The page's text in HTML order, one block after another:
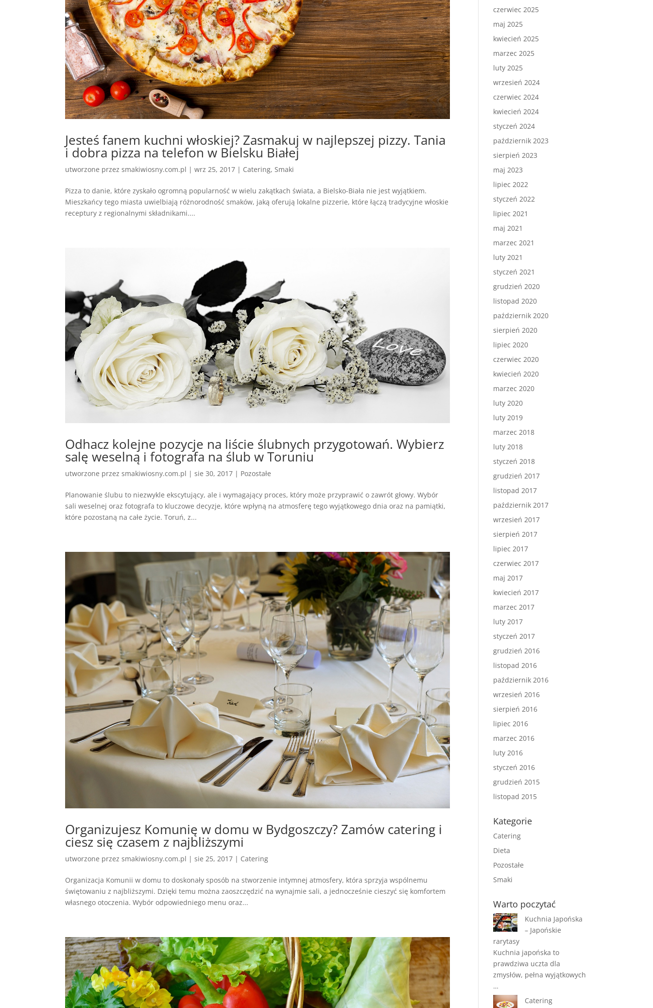
Jesteś fanem kuchni włoskiej? Zasmakuj w najlepszej pizzy. Tania
i dobra pizza na telefon w Bielsku Białej
utworzone przezsmakiwiosny.com.pl |wrz 25, 2017 | Catering,Smaki
Pizza to danie, które zyskało ogromną popularność w wielu zakątkach świata, a Bielsko-Biała nie jest wyjątkiem.
Mieszkańcy tego miasta uwielbiają różnorodność smaków, jaką oferują lokalne pizzerie, które łączą tradycyjne włoskie
receptury z regionalnymi składnikami....
Odhacz kolejne pozycje na liście ślubnych przygotowań. Wybierz
salę weselną i fotografa na ślub w Toruniu
utworzone przezsmakiwiosny.com.pl |sie 30, 2017 | Pozostałe
Planowanie ślubu to niezwykle ekscytujący, ale i wymagający proces, który może przyprawić o zawrót głowy. Wybór
sali weselnej oraz fotografa to kluczowe decyzje, które wpłyną na atmosferę tego wyjątkowego dnia oraz na pamiątki,
które pozostaną na całe życie. Toruń, z...
Organizujesz Komunię w domu w Bydgoszczy? Zamów catering i
ciesz się czasem z najbliższymi
utworzone przezsmakiwiosny.com.pl |sie 25, 2017 | Catering
Organizacja Komunii w domu to doskonały sposób na stworzenie intymnej atmosfery, która sprzyja wspólnemu
świętowaniu z najbliższymi. Dzięki temu można zaoszczędzić na wynajmie sali, a jednocześnie cieszyć się komfortem
własnego otoczenia. Wybór odpowiedniego menu oraz...
czerwiec 2025
maj 2025
kwiecień 2025
marzec 2025
luty 2025
wrzesień 2024
czerwiec 2024
kwiecień 2024
styczeń 2024
październik 2023
sierpień 2023
maj 2023
lipiec 2022
styczeń 2022
lipiec 2021
maj 2021
marzec 2021
luty 2021
styczeń 2021
grudzień 2020
listopad 2020
październik 2020
sierpień 2020
lipiec 2020
czerwiec 2020
kwiecień 2020
marzec 2020
luty 2020
luty 2019
marzec 2018
luty 2018
styczeń 2018
grudzień 2017
listopad 2017
październik 2017
wrzesień 2017
sierpień 2017
lipiec 2017
czerwiec 2017
maj 2017
kwiecień 2017
marzec 2017
luty 2017
styczeń 2017
grudzień 2016
listopad 2016
październik 2016
wrzesień 2016
sierpień 2016
lipiec 2016
marzec 2016
luty 2016
styczeń 2016
grudzień 2015
listopad 2015
Kategorie
Catering
Dieta
Pozostałe
Smaki
Warto poczytać
Kuchnia Japońska
– Japońskie
rarytasy
Kuchnia japońska to
prawdziwa uczta dla
zmysłów, pełna wyjątkowych
…
Catering